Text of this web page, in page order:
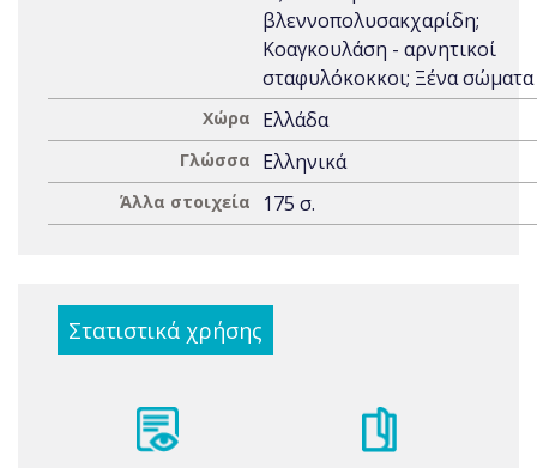
βλεννοπολυσακχαρίδη;
Κοαγκουλάση - αρνητικοί
σταφυλόκοκκοι; Ξένα σώματα
Χώρα Ελλάδα
Γλώσσα Ελληνικά
Άλλα στοιχεία 175 σ.
Στατιστικά χρήσης